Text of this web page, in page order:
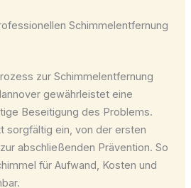
Schimmelentfernung
zur Schimmelentfernung
gewährleistet eine
Beseitigung des Problems.
sorgfältig ein, von der ersten
abschließenden Prävention. So
für Aufwand, Kosten und